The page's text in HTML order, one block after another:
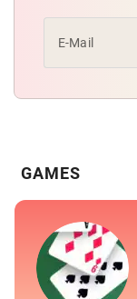
E-Mail
GAMES